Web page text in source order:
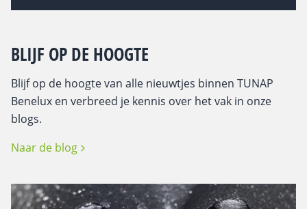
BLIJF OP DE HOOGTE
Blijf op de hoogte van alle nieuwtjes binnen TUNAP
Benelux en verbreed je kennis over het vak in onze
blogs.
Naar de blog